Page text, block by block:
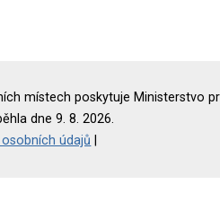
místech poskytuje Ministerstvo
dne 9. 8. 2026.
údajů